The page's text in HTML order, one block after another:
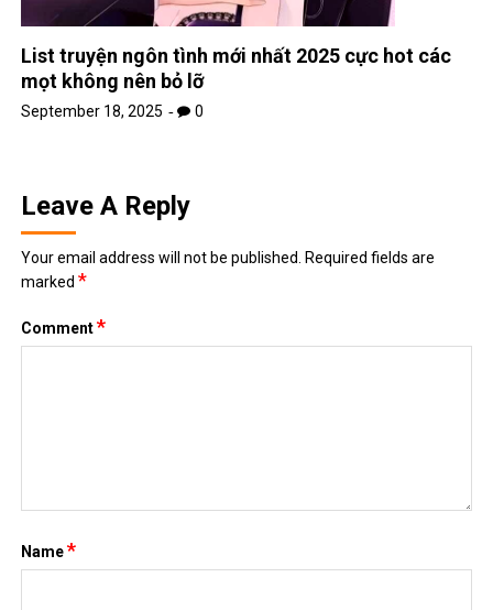
List truyện ngôn tình mới nhất 2025 cực hot các
mọt không nên bỏ lỡ
September 18, 2025 0
Leave A Reply
Your email address will not be published. Required fields are
marked*
Comment*
Name*